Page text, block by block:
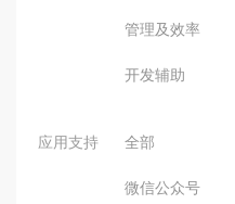
管理及效率
开发辅助
应用支持 全部
微信公众号